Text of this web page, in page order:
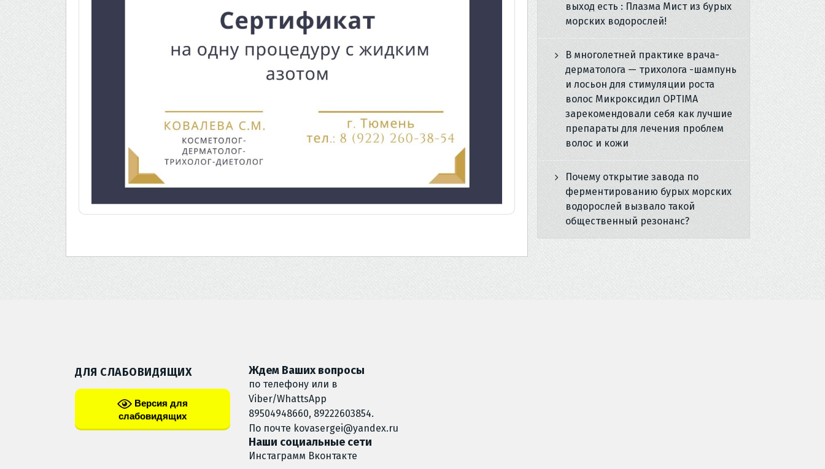
выход есть : Плазма Мист из бурых
морских водорослей!
В многолетней практике врача-
дерматолога — трихолога -шампунь
и лосьон для стимуляции роста
волос Микроксидил OPTIMA
зарекомендовали себя как лучшие
препараты для лечения проблем
волос и кожи
Почему открытие завода по
ферментированию бурых морских
водорослей вызвало такой
общественный резонанс?
ДЛЯ СЛАБОВИДЯЩИХ
Версия для
слабовидящих
Ждем Ваших вопросы
по телефону или в
Viber/WhattsApp
89504948660, 89222603854.
По почте kovasergei@yandex.ru
Наши социальные сети
Инстаграмм Вконтакте